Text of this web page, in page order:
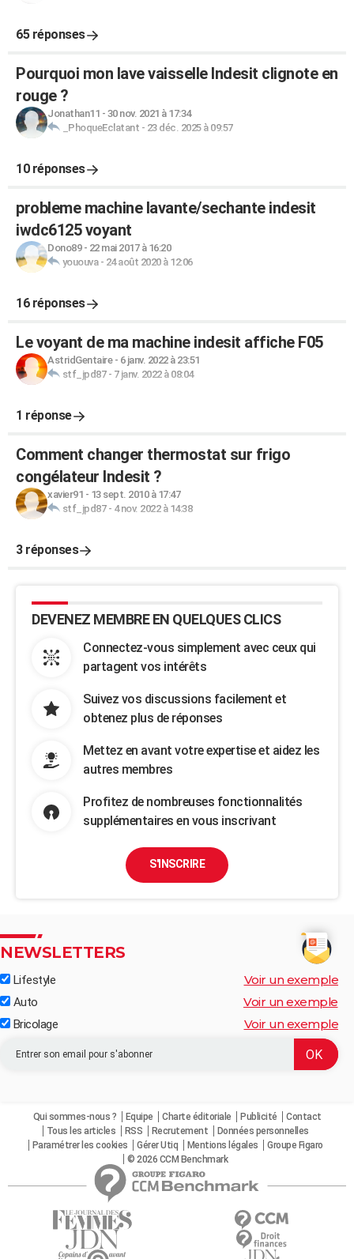
65 réponses
Pourquoi mon lave vaisselle Indesit clignote en
rouge ?
Jonathan11 - 30 nov. 2021 à 17:34
_PhoqueEclatant - 23 déc. 2025 à 09:57
10 réponses
probleme machine lavante/sechante indesit
iwdc6125 voyant
Dono89- 22 mai 2017 à 16:20
yououva- 24 août 2020 à 12:06
16 réponses
Le voyant de ma machine indesit affiche F05
AstridGentaire- 6 janv. 2022 à 23:51
stf_jpd87- 7 janv. 2022 à 08:04
1 réponse
Comment changer thermostat sur frigo
congélateur Indesit ?
xavier91 - 13 sept. 2010 à 17:47
stf_jpd87- 4 nov. 2022 à 14:38
3 réponses
DEVENEZ MEMBRE EN QUELQUES CLICS
Connectez-vous simplement avec ceux qui
partagent vos intérêts
Suivez vos discussions facilement et
obtenez plus de réponses
Mettez en avant votre expertise et aidez les
autres membres
Profitez de nombreuses fonctionnalités
supplémentaires en vous inscrivant
S'INSCRIRE
NEWSLETTERS
Lifestyle Voir un exemple
Auto Voir un exemple
Bricolage Voir un exemple
Qui sommes-nous ? Equipe Charte éditoriale Publicité
Contact
Tous les articles
RSS Recrutement
Données personnelles
Paramétrer les cookies
Gérer Utiq Mentions légales
Groupe Figaro
© 2026 CCM Benchmark